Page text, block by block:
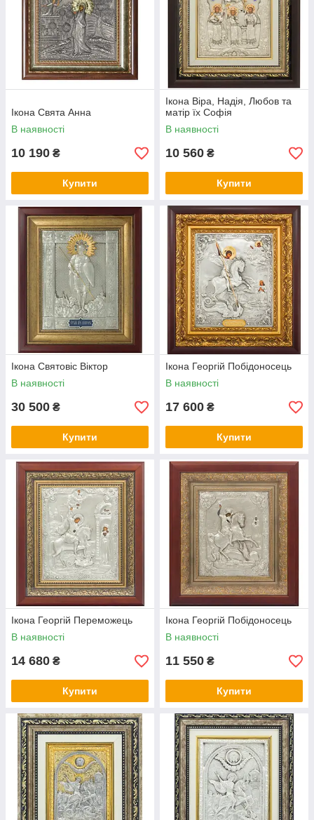
Ікона Свята Анна
В наявності
10 190 ₴
Купити
Ікона Віра, Надія, Любов та
матір їх Софія
В наявності
10 560 ₴
Купити
Ікона Святовіс Віктор
В наявності
30 500 ₴
Купити
Ікона Георгій Побідоносець
В наявності
17 600 ₴
Купити
Ікона Георгій Переможець
В наявності
14 680 ₴
Купити
Ікона Георгій Побідоносець
В наявності
11 550 ₴
Купити